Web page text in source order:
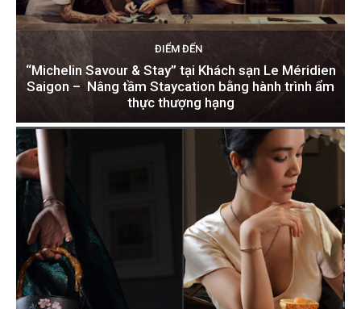
ĐIỂM ĐẾN
“Michelin Savour & Stay” tại Khách sạn Le Méridien
Saigon – Nâng tầm Staycation bằng hành trình ẩm
thực thượng hạng